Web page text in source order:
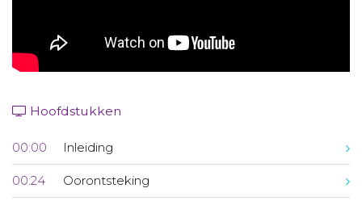
Hoofdstukken
00:00 Inleiding
00:24 Oorontsteking